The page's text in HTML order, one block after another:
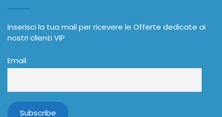
Inserisci la tua mail per ricevere le Offerte dedicate ai
nostri clienti VIP
Email